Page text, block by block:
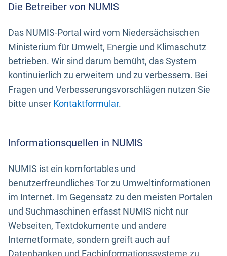
Die Betreiber von NUMIS
Das NUMIS-Portal wird vom Niedersächsischen
Ministerium für Umwelt, Energie und Klimaschutz
betrieben. Wir sind darum bemüht, das System
kontinuierlich zu erweitern und zu verbessern. Bei
Fragen und Verbesserungsvorschlägen nutzen Sie
bitte unser Kontaktformular.
Informationsquellen in NUMIS
NUMIS ist ein komfortables und
benutzerfreundliches Tor zu Umweltinformationen
im Internet. Im Gegensatz zu den meisten Portalen
und Suchmaschinen erfasst NUMIS nicht nur
Webseiten, Textdokumente und andere
Internetformate, sondern greift auch auf
Datenbanken und Fachinformationssysteme zu.